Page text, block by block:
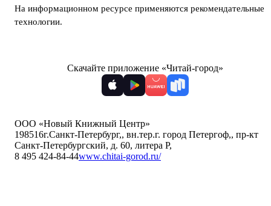
На информационном ресурсе применяются рекомендательные
технологии.
Скачайте приложение «Читай-город»
ООО «Новый Книжный Центр»
198516г.Санкт-Петербург,, вн.тер.г. город Петергоф,, пр-кт
Санкт-Петербургский, д. 60, литера Р,
8 495 424-84-44www.chitai-gorod.ru/